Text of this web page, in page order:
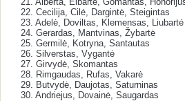
22. Cecilija, Cilė, Dargintė, Steigintas
23. Adelė, Doviltas, Klemensas, Liubartė
24. Gerardas, Mantvinas, Žybartė
25. Germilė, Kotryna, Santautas
26. Silverstas, Vygantė
27. Girvydė, Skomantas
28. Rimgaudas, Rufas, Vakarė
29. Butvydė, Daujotas, Saturninas
30. Andriejus, Dovainė, Saugardas